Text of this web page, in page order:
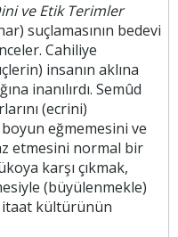
ve Etik Terimler
suçlamasının bedevi
Cahiliye
insanın aklına
inanılırdı. Semûd
(ecrini)
eğmemesini ve
etmesini normal bir
karşı çıkmak,
(büyülenmekle)
itaat kültürünün